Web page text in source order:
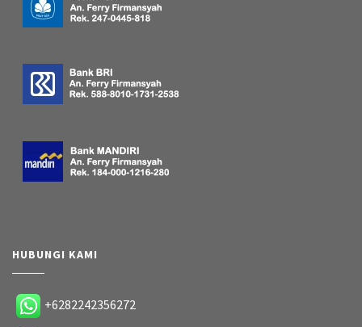
HUBUNGI KAMI
+6282242356272